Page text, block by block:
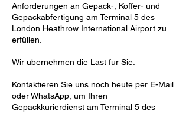
Anforderungen an Gepäck-, Koffer- und
Gepäckabfertigung am Terminal 5 des
London Heathrow International Airport zu
erfüllen.
Wir übernehmen die Last für Sie.
Kontaktieren Sie uns noch heute per E-Mail
oder WhatsApp, um Ihren
Gepäckkurierdienst am Terminal 5 des